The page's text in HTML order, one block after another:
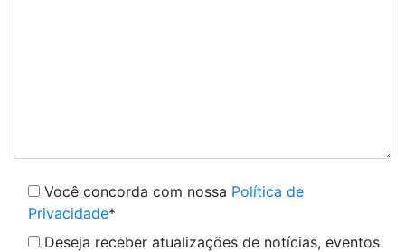
Você concorda com nossa Política de
Privacidade*
Deseja receber atualizações de notícias, eventos